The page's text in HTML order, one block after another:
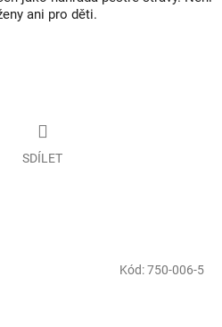
ani pro děti.
SDÍLET
Kód:750-006-5